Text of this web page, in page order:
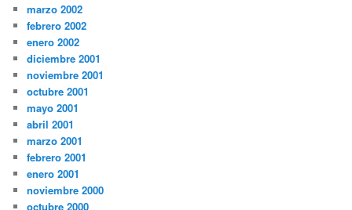
marzo 2002
febrero 2002
enero 2002
diciembre 2001
noviembre 2001
octubre 2001
mayo 2001
abril 2001
marzo 2001
febrero 2001
enero 2001
noviembre 2000
octubre 2000